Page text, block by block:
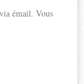
émail. Vous